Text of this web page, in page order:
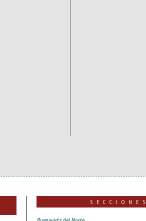
SECCIONES